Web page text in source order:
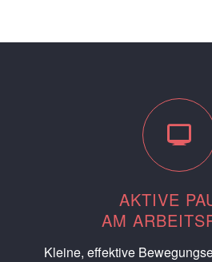
AKTIVE
AM
Kleine, effektive